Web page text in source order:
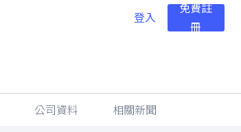
登入
免費註
冊
公司資料 相關新聞